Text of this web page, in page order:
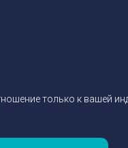
только к вашей